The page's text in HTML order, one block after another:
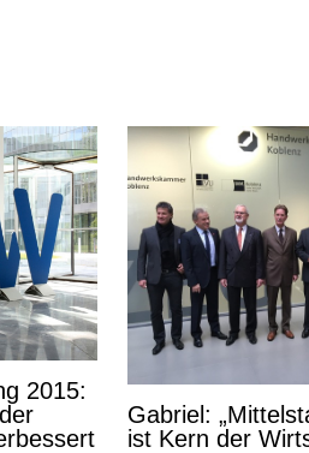
2015:
Gabriel:
ist Kern der